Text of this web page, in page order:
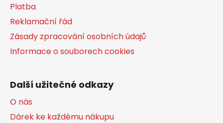
Platba
Reklamační řád
Zásady zpracování osobních údajů
Informace o souborech cookies
Další užitečné odkazy
O nás
Dárek ke každému nákupu